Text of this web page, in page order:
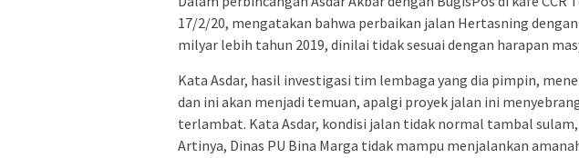
17/2/20, mengatakan bahwa perbaikan jalan Hertasning dengan
milyar lebih tahun 2019, dinilai tidak sesuai dengan harapan
Kata Asdar, hasil investigasi tim lembaga yang dia pimpin,
dan ini akan menjadi temuan, apalgi proyek jalan ini
terlambat. Kata Asdar, kondisi jalan tidak normal tambal
Artinya, Dinas PU Bina Marga tidak mampu menjalankan